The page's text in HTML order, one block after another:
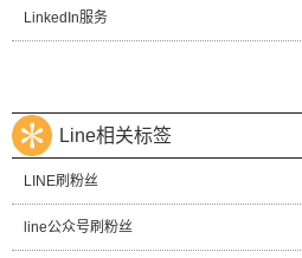
LinkedIn服务
Line相关标签
LINE刷粉丝
line公众号刷粉丝